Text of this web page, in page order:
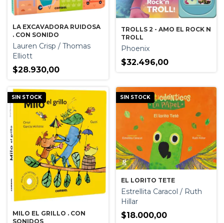
LA EXCAVADORA RUIDOSA
. CON SONIDO
Lauren Crisp / Thomas
Elliott
$28.930,00
TROLLS 2 - AMO EL ROCK N
TROLL
Phoenix
$32.496,00
SIN STOCK
MILO EL GRILLO . CON
SONIDOS
SIN STOCK
EL LORITO TETE
Estrellita Caracol / Ruth
Hillar
$18.000,00